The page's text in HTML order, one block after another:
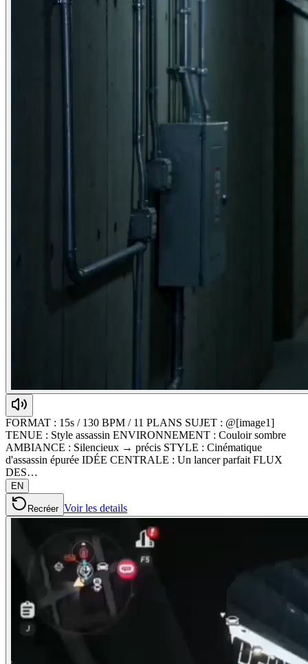
FORMAT : 15s / 130 BPM / 11 PLANS SUJET : @[image1]
TENUE : Style assassin ENVIRONNEMENT : Couloir sombre
AMBIANCE : Silencieux → précis STYLE : Cinématique
d'assassin épurée IDÉE CENTRALE : Un lancer parfait FLUX
DES…
EN
Recréer Voir les details